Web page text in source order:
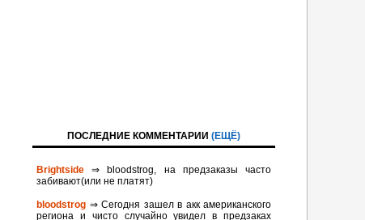
ПОСЛЕДНИЕ КОММЕНТАРИИ (ЕЩЁ)
Brightside ⇒ bloodstrog, на предзаказы часто
забивают(или не платят)
bloodstrog ⇒ Сегодня зашел в акк американского
региона и чисто случайно увидел в предзаках